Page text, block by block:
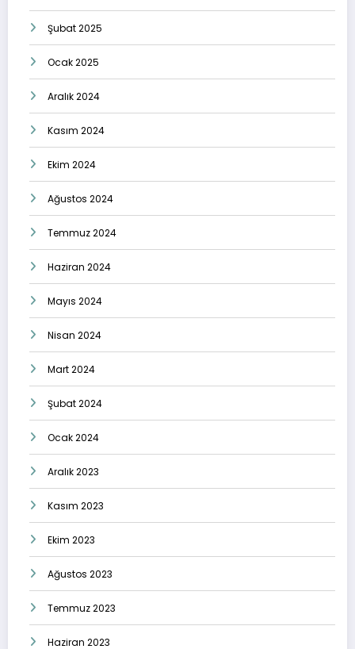
Şubat 2025
Ocak 2025
Aralık 2024
Kasım 2024
Ekim 2024
Ağustos 2024
Temmuz 2024
Haziran 2024
Mayıs 2024
Nisan 2024
Mart 2024
Şubat 2024
Ocak 2024
Aralık 2023
Kasım 2023
Ekim 2023
Ağustos 2023
Temmuz 2023
Haziran 2023